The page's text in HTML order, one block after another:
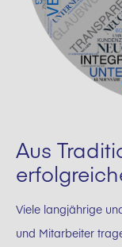
Aus
Viele langjährige
und Mitarbeiter